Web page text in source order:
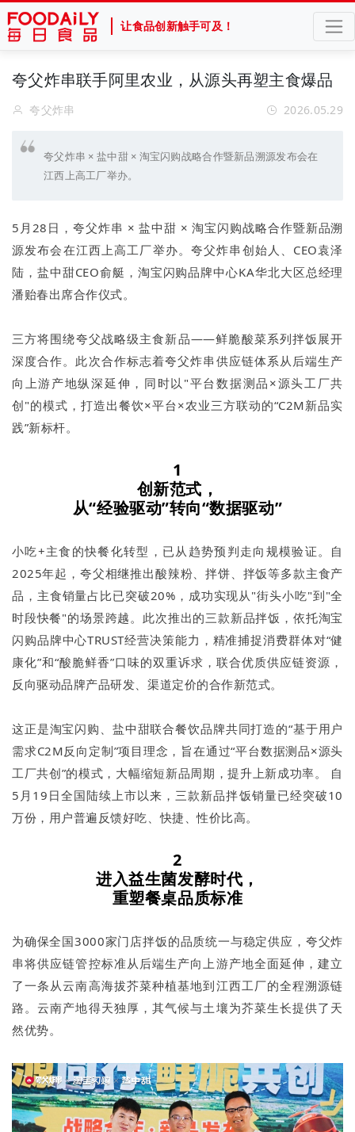
让食品创新触手可及！
夸父炸串联手阿里农业，从源头再塑主食爆品
夸父炸串 2026.05.29
夸父炸串 × 盐中甜 × 淘宝闪购战略合作暨新品溯源发布会在
江西上高工厂举办。
5月28日，夸父炸串 × 盐中甜 × 淘宝闪购战略合作暨新品溯
源发布会在江西上高工厂举办。夸父炸串创始人、CEO袁泽
陆，盐中甜CEO俞艇，淘宝闪购品牌中心KA华北大区总经理
潘贻春出席合作仪式。
三方将围绕夸父战略级主食新品——鲜脆酸菜系列拌饭展开
深度合作。此次合作标志着夸父炸串供应链体系从后端生产
向上游产地纵深延伸，同时以"平台数据测品×源头工厂共
创"的模式，打造出餐饮×平台×农业三方联动的“C2M新品实
践”新标杆。
1
创新范式，
从“经验驱动”转向“数据驱动”
小吃+主食的快餐化转型，已从趋势预判走向规模验证。自
2025年起，夸父相继推出酸辣粉、拌饼、拌饭等多款主食产
品，主食销量占比已突破20%，成功实现从"街头小吃"到"全
时段快餐"的场景跨越。此次推出的三款新品拌饭，依托淘宝
闪购品牌中心TRUST经营决策能力，精准捕捉消费群体对“健
康化”和“酸脆鲜香”口味的双重诉求，联合优质供应链资源，
反向驱动品牌产品研发、渠道定价的合作新范式。
这正是淘宝闪购、盐中甜联合餐饮品牌共同打造的“基于用户
需求C2M反向定制”项目理念，旨在通过“平台数据测品×源头
工厂共创”的模式，大幅缩短新品周期，提升上新成功率。 自
5月19日全国陆续上市以来，三款新品拌饭销量已经突破10
万份，用户普遍反馈好吃、快捷、性价比高。
2
进入益生菌发酵时代，
重塑餐桌品质标准
为确保全国3000家门店拌饭的品质统一与稳定供应，夸父炸
串将供应链管控标准从后端生产向上游产地全面延伸，建立
了一条从云南高海拔芥菜种植基地到江西工厂的全程溯源链
路。云南产地得天独厚，其气候与土壤为芥菜生长提供了天
然优势。